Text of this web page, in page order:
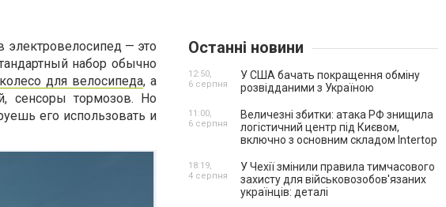
электровелосипед — это
набор обычно
для велосипеда, а
сенсоры тормозов. Но
его использовать и
Останні новини
У США бачать покращення обміну
розвідданими з Україною
12:50,
6 серпня
Величезні збитки: атака РФ знищила
логістичний центр під Києвом,
включно з основним складом Intertop
11:00,
6 серпня
У Чехії змінили правила тимчасового
захисту для військовозобов'язаних
українців: деталі
18:19,
4 серпня